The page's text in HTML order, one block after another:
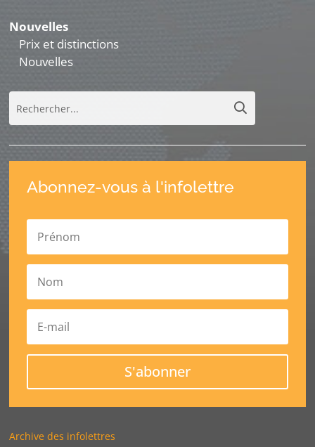
Nouvelles
Prix et distinctions
Nouvelles
Abonnez-vous à l'infolettre
S'abonner
Archive des infolettres